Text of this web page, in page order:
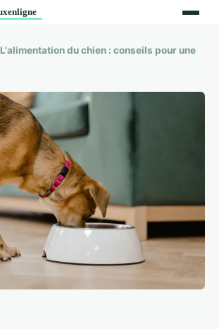
L'alimentation du chien : conseils pour une